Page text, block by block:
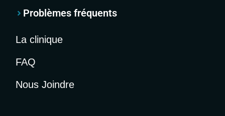
Problèmes fréquents
La clinique
FAQ
Nous Joindre